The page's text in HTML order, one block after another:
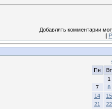
Добавлять комментарии
[
Пн
Вт
1
7
8
14
15
21
22